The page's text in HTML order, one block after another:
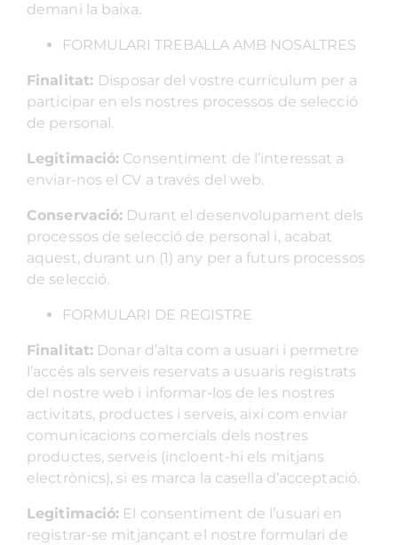
demani la baixa.
FORMULARI TREBALLA AMB NOSALTRES
Finalitat: Disposar del vostre currículum per a
participar en els nostres processos de selecció
de personal.
Legitimació: Consentiment de l’interessat a
enviar-nos el CV a través del web.
Conservació: Durant el desenvolupament dels
processos de selecció de personal i, acabat
aquest, durant un (1) any per a futurs processos
de selecció.
FORMULARI DE REGISTRE
Finalitat: Donar d’alta com a usuari i permetre
l’accés als serveis reservats a usuaris registrats
del nostre web i informar-los de les nostres
activitats, productes i serveis, així com enviar
comunicacions comercials dels nostres
productes, serveis (incloent-hi els mitjans
electrònics), si es marca la casella d’acceptació.
Legitimació: El consentiment de l’usuari en
registrar-se mitjançant el nostre formulari de